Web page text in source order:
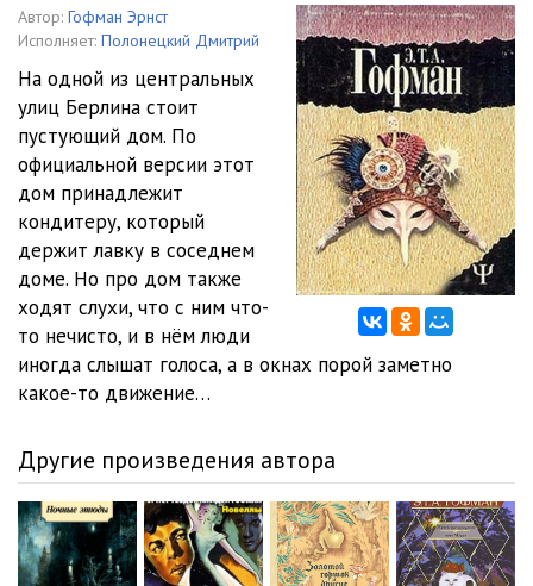
Автор: Гофман Эрнст
Исполняет: Полонецкий Дмитрий
На одной из центральных
улиц Берлина стоит
пустующий дом. По
официальной версии этот
дом принадлежит
кондитеру, который
держит лавку в соседнем
доме. Но про дом также
ходят слухи, что с ним что-
то нечисто, и в нём люди
иногда слышат голоса, а в окнах порой заметно
какое-то движение…
Другие произведения автора